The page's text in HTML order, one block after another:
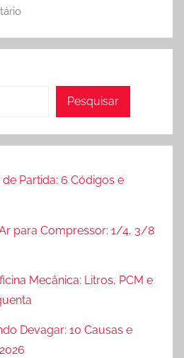
Pesquisar
Partida: 6 Códigos e
para Compressor: 1/4, 3/8
Mecânica: Litros, PCM e
Devagar: 10 Causas e